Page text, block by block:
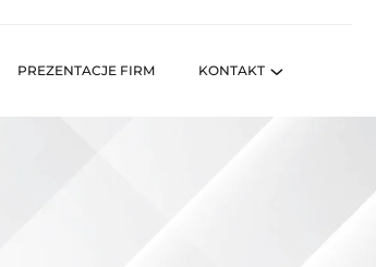
PREZENTACJE FIRM KONTAKT